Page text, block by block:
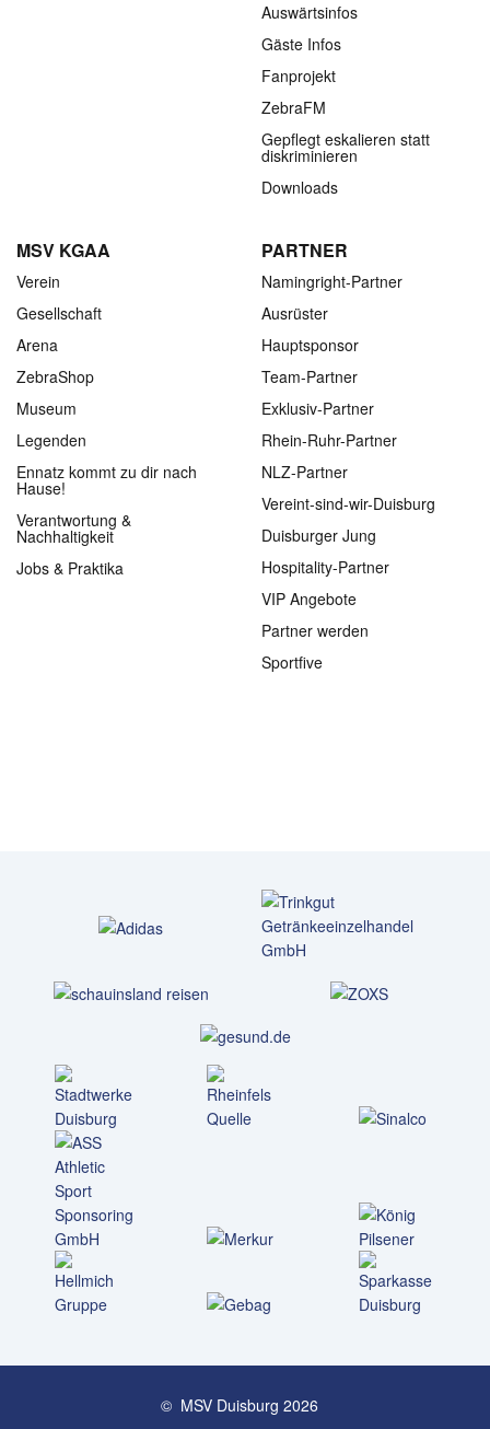
Auswärtsinfos
Gäste Infos
Fanprojekt
ZebraFM
Gepflegt eskalieren statt
diskriminieren
Downloads
MSV KGAA
Verein
Gesellschaft
Arena
ZebraShop
Museum
Legenden
Ennatz kommt zu dir nach
Hause!
Verantwortung &
Nachhaltigkeit
Jobs & Praktika
PARTNER
Namingright-Partner
Ausrüster
Hauptsponsor
Team-Partner
Exklusiv-Partner
Rhein-Ruhr-Partner
NLZ-Partner
Vereint-sind-wir-Duisburg
Duisburger Jung
Hospitality-Partner
VIP Angebote
Partner werden
Sportfive
© MSV Duisburg 2026